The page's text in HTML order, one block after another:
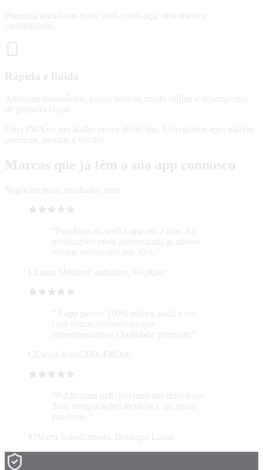
Presença oficial nas lojas: mais confiança, descoberta e
credibilidade.
Rápida e fluida
Arranque instantâneo, gestos nativos, modo offline e desempenho
de primeira classe.
Uma PWA ou um atalho nunca darão isto. Entregamos apps nativas
premium, prontas a vender.
Marcas que já têm a sua app connosco
Negócios reais, resultados reais.
“ Passámos da web à app em 2 dias. As
notificações push aumentaram as nossas
vendas recorrentes em 30%.
”
L Laura MéndezFundadora, EcoRivo
“ A app parece 100% nativa, nada a ver
com outros conversores que
experimentámos. Qualidade premium. ”
C Carlos RuizCEO, FitClub
“ Publicaram tudo por mim nas duas lojas.
Zero complicações técnicas e um apoio
excelente. ”
M Marta Soler Diretora, Boutique Lunar